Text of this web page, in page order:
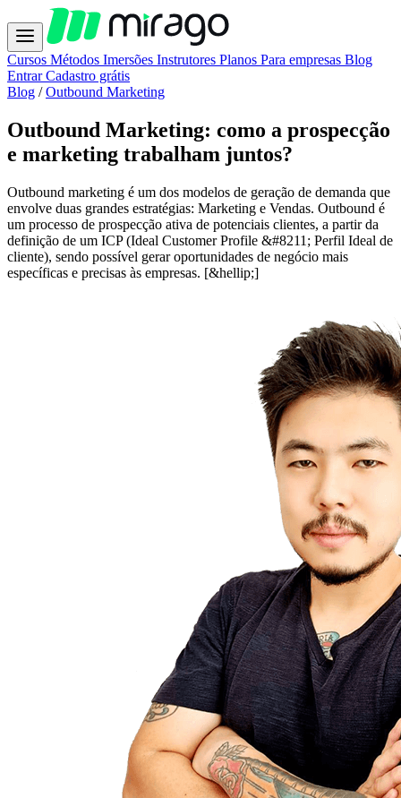
Cursos Métodos Imersões Instrutores Planos Para empresas Blog
EntrarCadastro grátis
Blog / Outbound Marketing
Outbound Marketing: como a prospecção
e marketing trabalham juntos?
Outbound marketing é um dos modelos de geração de demanda que
envolve duas grandes estratégias: Marketing e Vendas. Outbound é
um processo de prospecção ativa de potenciais clientes, a partir da
definição de um ICP (Ideal Customer Profile &#8211; Perfil Ideal de
cliente), sendo possível gerar oportunidades de negócio mais
específicas e precisas às empresas. [&hellip;]